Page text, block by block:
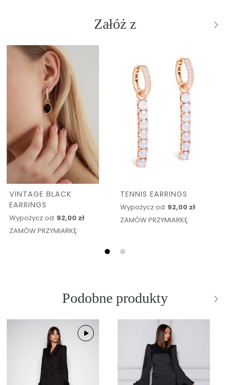
Załóż z
VINTAGE BLACK
EARRINGS
Wypożycz od 92,00 zł
ZAMÓW PRZYMIARKĘ
TENNIS EARRINGS
Wypożycz od 92,00 zł
ZAMÓW PRZYMIARKĘ
Podobne produkty